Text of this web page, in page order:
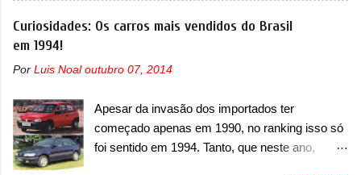
conta com um design já visto por outros
modelos da marca, em especial do SUV
SUV, o A05 nasce com um design que está
possui faróis com um desenho mais retangular,
com um pequeno prolongamento para as
laterais. Os faróis cont...
Grand Cherokee 4xe, em sua versão única
unidades afetadas precisam retornar a uma
dois problemas. O primeiro deles será uma
atualização do software do módulo de controle
da bateria (AHCP e HCP). Para alguns veículos
Curiosidades: Os carros mais vendidos do Brasil
em 1994!
Por Luis Noal outubro 07, 2014
Apesar da invasão dos importados ter
começado apenas em 1990, no ranking isso só
foi sentido em 1994. Tanto, que neste ano,